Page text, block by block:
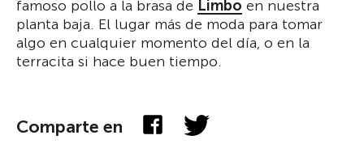
famoso pollo a la brasa de Limbo en nuestra
planta baja. El lugar más de moda para tomar
algo en cualquier momento del día, o en la
terracita si hace buen tiempo.
Comparte en